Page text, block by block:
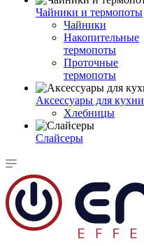
Чайники и термопоты
Чайники
Накопительные
термопоты
Проточные
термопоты
Аксессуары для кухни
Хлебницы
Слайсеры